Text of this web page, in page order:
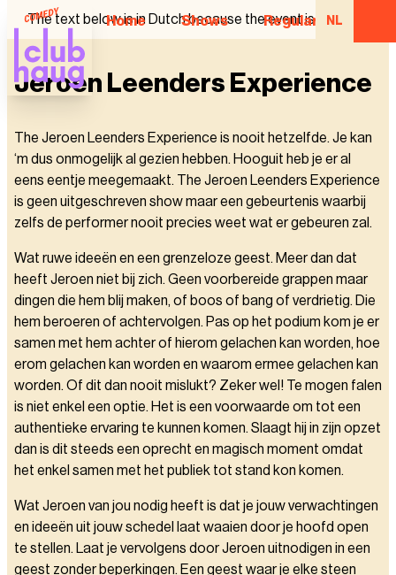
Home Shows Regular NL
The text below is in Dutch because the event is in Dutch.
Jeroen Leenders Experience
The Jeroen Leenders Experience is nooit hetzelfde. Je kan
‘m dus onmogelijk al gezien hebben. Hooguit heb je er al
eens eentje meegemaakt. The Jeroen Leenders Experience
is geen uitgeschreven show maar een gebeurtenis waarbij
zelfs de performer nooit precies weet wat er gebeuren zal.
Wat ruwe ideeën en een grenzeloze geest. Meer dan dat
heeft Jeroen niet bij zich. Geen voorbereide grappen maar
dingen die hem blij maken, of boos of bang of verdrietig. Die
hem beroeren of achtervolgen. Pas op het podium kom je er
samen met hem achter of hierom gelachen kan worden, hoe
erom gelachen kan worden en waarom ermee gelachen kan
worden. Of dit dan nooit mislukt? Zeker wel! Te mogen falen
is niet enkel een optie. Het is een voorwaarde om tot een
authentieke ervaring te kunnen komen. Slaagt hij in zijn opzet
dan is dit steeds een oprecht en magisch moment omdat
het enkel samen met het publiek tot stand kon komen.
Wat Jeroen van jou nodig heeft is dat je jouw verwachtingen
en ideeën uit jouw schedel laat waaien door je hoofd open
te stellen. Laat je vervolgens door Jeroen uitnodigen in een
geest zonder beperkingen. Een geest waar je elke steen